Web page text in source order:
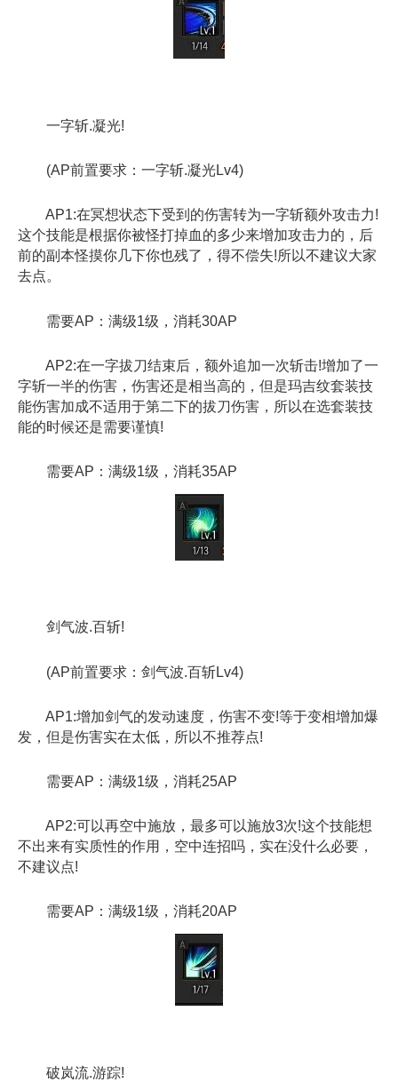
一字斩.凝光!
(AP前置要求：一字斩.凝光Lv4)
AP1:在冥想状态下受到的伤害转为一字斩额外攻击力!
这个技能是根据你被怪打掉血的多少来增加攻击力的，后
前的副本怪摸你几下你也残了，得不偿失!所以不建议大家
去点。
需要AP：满级1级，消耗30AP
AP2:在一字拔刀结束后，额外追加一次斩击!增加了一
字斩一半的伤害，伤害还是相当高的，但是玛吉纹套装技
能伤害加成不适用于第二下的拔刀伤害，所以在选套装技
能的时候还是需要谨慎!
需要AP：满级1级，消耗35AP
剑气波.百斩!
(AP前置要求：剑气波.百斩Lv4)
AP1:增加剑气的发动速度，伤害不变!等于变相增加爆
发，但是伤害实在太低，所以不推荐点!
需要AP：满级1级，消耗25AP
AP2:可以再空中施放，最多可以施放3次!这个技能想
不出来有实质性的作用，空中连招吗，实在没什么必要，
不建议点!
需要AP：满级1级，消耗20AP
破岚流.游踪!